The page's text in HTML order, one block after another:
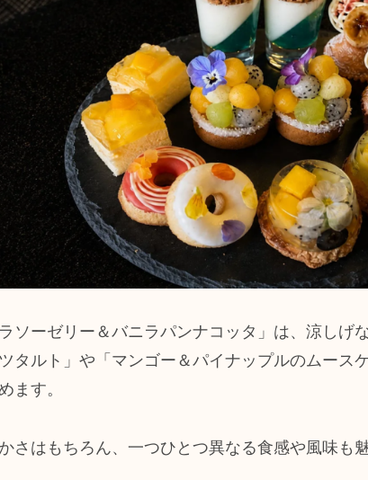
ラソーゼリー＆バニラパンナコッタ」は、涼しげ
タルト」や「マンゴー＆パイナップルのムース
ます。
さはもちろん、一つひとつ異なる食感や風味も魅